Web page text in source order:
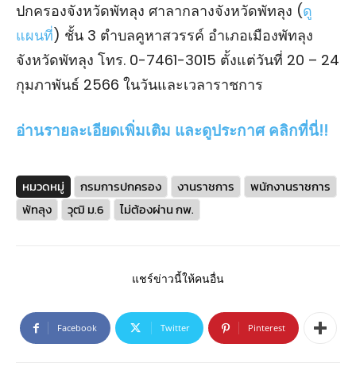
ปกครองจังหวัดพัทลุง ศาลากลางจังหวัดพัทลุง (ดู
แผนที่) ชั้น 3 ตําบลคูหาสวรรค์ อําเภอเมืองพัทลุง
จังหวัดพัทลุง โทร. 0-7461-3015 ตั้งแต่วันที่ 20 – 24
กุมภาพันธ์ 2566 ในวันและเวลาราชการ
อ่านรายละเอียดเพิ่มเติม และดูประกาศ คลิกที่นี่!!
หมวดหมู่ กรมการปกครอง งานราชการ
พนักงานราชการ
พัทลุง
วุฒิ ม.6 ไม่ต้องผ่าน กพ.
แชร์ข่าวนี้ให้คนอื่น
Facebook Twitter Pinterest